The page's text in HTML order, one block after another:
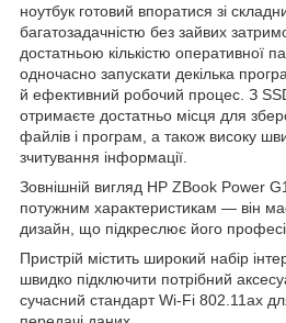
ноутбук готовий впоратися зі
багатозадачністю без зайвих
достатньою кількістю оперативної
одночасно запускати декілька
й ефективний робочий процес. З
отримаєте достатньо місця для
файлів і програм, а також високу
зчитування інформації.
Зовнішній вигляд HP ZBook Power
потужним характеристикам — він
дизайн, що підкреслює його
Пристрій містить широкий набір
швидко підключити потрібний
сучасний стандарт Wi-Fi 802.11ax